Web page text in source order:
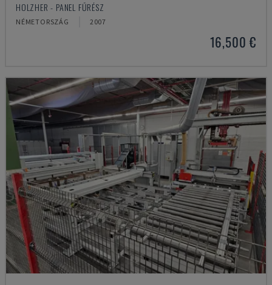
HOLZHER - PANEL FŰRÉSZ
NÉMETORSZÁG 2007
16,500 €